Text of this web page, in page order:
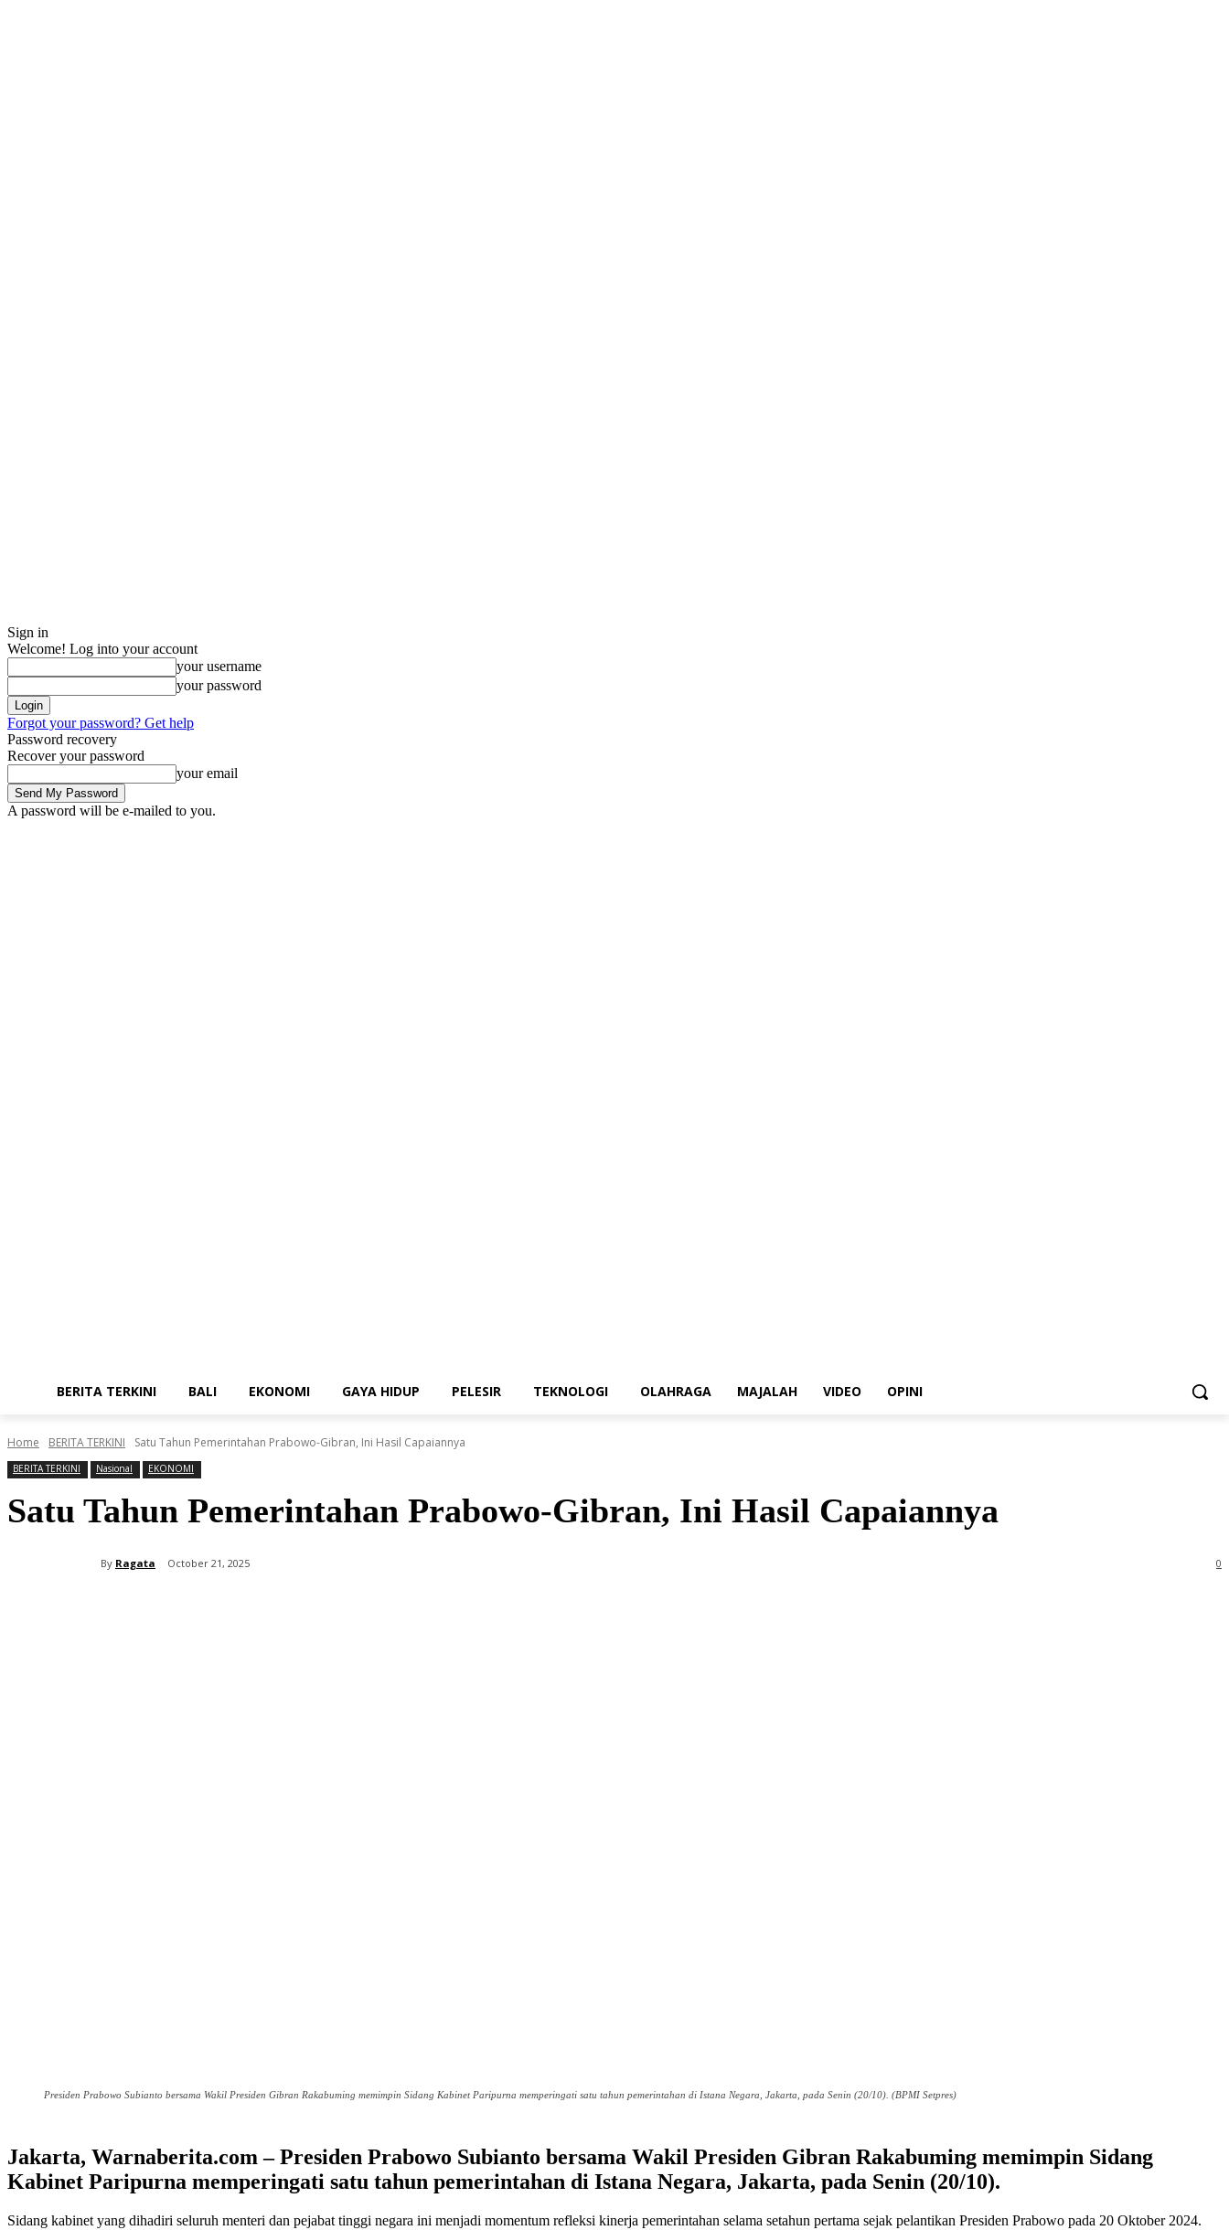
Sign in
Welcome! Log into your account
your username
your password
Forgot your password? Get help
Password recovery
Recover your password
your email
A password will be e-mailed to you.
BERITA TERKINI BALI EKONOMI GAYA HIDUP PELESIR TEKNOLOGI OLAHRAGA MAJALAH VIDEO OPINI
Home BERITA TERKINI Satu Tahun Pemerintahan Prabowo-Gibran, Ini Hasil Capaiannya
BERITA TERKINI Nasional EKONOMI
Satu Tahun Pemerintahan Prabowo-Gibran, Ini Hasil Capaiannya
By Ragata October 21, 2025 0
Presiden Prabowo Subianto bersama Wakil Presiden Gibran Rakabuming memimpin Sidang Kabinet Paripurna memperingati satu tahun pemerintahan di Istana Negara, Jakarta, pada Senin (20/10). (BPMI Setpres)
Jakarta, Warnaberita.com – Presiden Prabowo Subianto bersama Wakil Presiden Gibran Rakabuming memimpin Sidang
Kabinet Paripurna memperingati satu tahun pemerintahan di Istana Negara, Jakarta, pada Senin (20/10).
Sidang kabinet yang dihadiri seluruh menteri dan pejabat tinggi negara ini menjadi momentum refleksi kinerja pemerintahan selama setahun pertama sejak pelantikan Presiden Prabowo pada 20 Oktober 2024.